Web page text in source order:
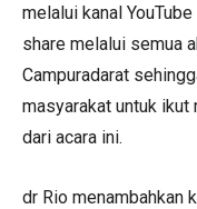
melalui kanal
share melalui semua
Campuradarat
masyarakat untuk ikut
dari acara ini.
dr Rio menambahkan